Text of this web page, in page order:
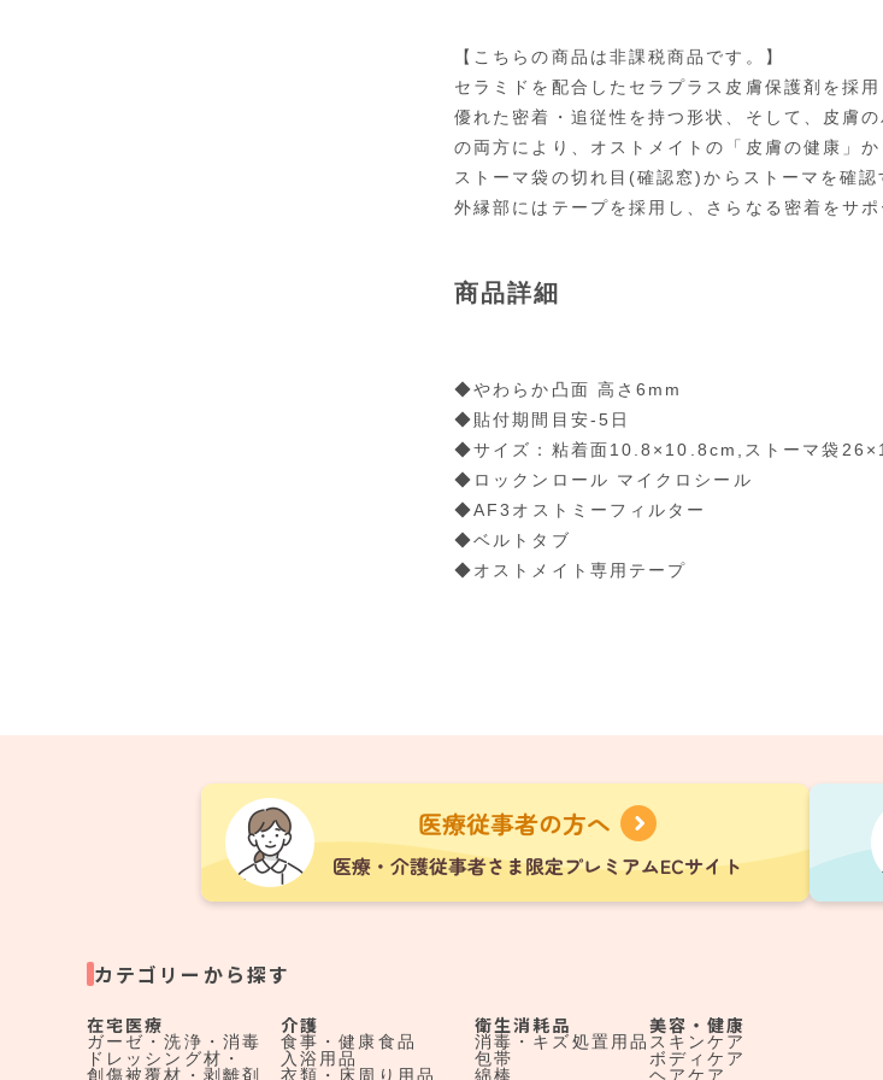
【こちらの商品は非課税商品です。】
セラミドを配合したセラプラス皮膚保護剤を採
優れた密着・追従性を持つ形状、そして、皮膚
の両方により、オストメイトの「皮膚の健康」
ストーマ袋の切れ目(確認窓)からストーマを確認
外縁部にはテープを採用し、さらなる密着をサポ
商品詳細
◆やわらか凸面 高さ6mm
◆貼付期間目安-5日
◆サイズ：粘着面10.8×10.8cm,ストーマ袋
◆ロックンロール マイクロシール
◆AF3オストミーフィルター
◆ベルトタブ
◆オストメイト専用テープ
カテゴリーから探す
在宅医療
ガーゼ・洗浄・消毒
ドレッシング材・
創傷被覆材・剥離剤
介護
食事・健康食品
入浴用品
衣類・床周り用品
衛生消耗品
消毒・キズ処置用品
包帯
綿棒
美容・健康
スキンケア
ボディケア
ヘアケア